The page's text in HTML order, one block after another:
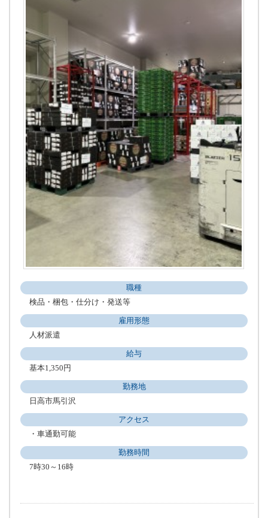
職種
検品・梱包・仕分け・発送等
雇用形態
人材派遣
給与
基本1,350円
勤務地
日高市馬引沢
アクセス
・車通勤可能
勤務時間
7時30～16時